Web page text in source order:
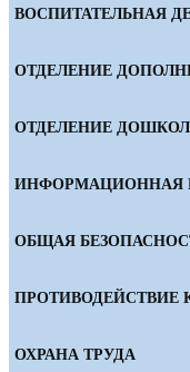
ВОСПИТАТЕЛЬНАЯ
ОТДЕЛЕНИЕ
ОТДЕЛЕНИЕ
ИНФОРМАЦИОННАЯ
ОБЩАЯ
ПРОТИВОДЕЙСТВИЕ
ОХРАНА ТРУДА